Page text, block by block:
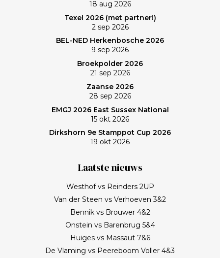
Frank zullen mij nog lang bijblijven. Topgast, topdag!
Frank, bedankt!
18 aug 2026
Texel 2026 (met partner!)
2 sep 2026
BEL-NED Herkenbosche 2026
9 sep 2026
Broekpolder 2026
21 sep 2026
Zaanse 2026
28 sep 2026
EMGJ 2026 East Sussex National
15 okt 2026
Dirkshorn 9e Stamppot Cup 2026
19 okt 2026
Laatste nieuws
Westhof vs Reinders 2UP
Van der Steen vs Verhoeven 3&2
Bennik vs Brouwer 4&2
Onstein vs Barenbrug 5&4
Huiges vs Massaut 7&6
De Vlaming vs Peereboom Voller 4&3